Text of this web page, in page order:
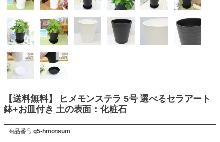
【送料無料】 ヒメモンステラ 5号 選べるセラアート
鉢+お皿付き 土の表面：化粧石
商品番号 g5-hmonsum